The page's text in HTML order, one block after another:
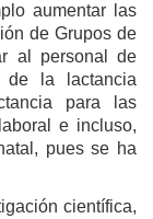
aumentar las
de Grupos de
al personal de
de la lactancia
para las
e incluso,
pues se ha
científica,